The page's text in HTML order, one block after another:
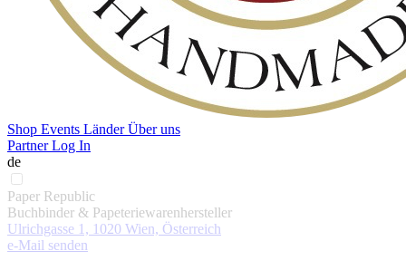
Shop Events LänderÜber uns
Partner Log In
de
Paper Republic
Buchbinder & Papeteriewarenhersteller
Ulrichgasse 1, 1020 Wien, Österreich
e-Mail senden